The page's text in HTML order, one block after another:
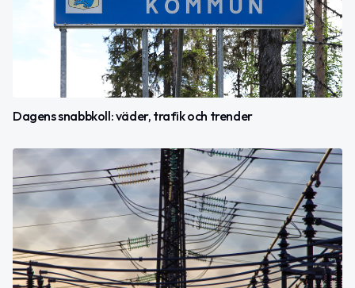
Dagens snabbkoll: väder, trafik och trender